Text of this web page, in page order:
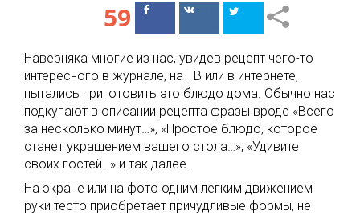
59
ПоделитьсяПоделиться
Наверняка многие из нас, увидев рецепт чего-то
интересного в журнале, на ТВ или в интернете,
пытались приготовить это блюдо дома. Обычно нас
подкупают в описании рецепта фразы вроде «Всего
за несколько минут…», «Простое блюдо, которое
станет украшением вашего стола…», «Удивите
своих гостей…» и так далее.
На экране или на фото одним легким движением
руки тесто приобретает причудливые формы, не